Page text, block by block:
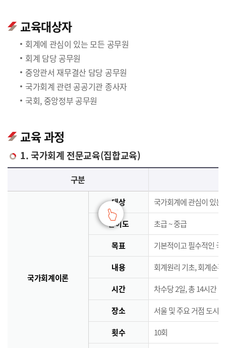
교육대상자
회계에 관심이 있는 모든 공무원
회계 담당 공무원
중앙관서 재무결산 담당 공무원
국가회계 관련 공공기관 종사자
국회, 중앙정부 공무원
교육 과정
1. 국가회계 전문교육(집합교육)
국가회계 전문교육(집합교육)에 대한 안내 표로 국가회계이론, 국가회계실무, 재무결산실무로 구분되며 이에 해당하는 내용으로 구성되어 있습니다.
구분
국가회계이론
대상 국가회계에 관심이 있는
난이도 초급 ~ 중급
목표 기본적이고 필수적인 국
내용 회계원리 기초, 회계순
시간 차수당 2일, 총 14시간
장소 서울 및 주요 거점 도시
횟수 10회